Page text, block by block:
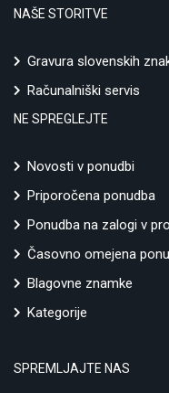
NAŠE STORITVE
Gravura slovenskih
Računalniški servis
NE SPREGLEJTE
Novosti v ponudbi
Priporočena ponudba
Ponudba na zalogi v
Časovno omejena
Blagovne znamke
Kategorije
SPREMLJAJTE NAS